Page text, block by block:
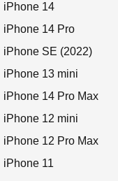
iPhone 14
iPhone 14 Pro
iPhone SE (2022)
iPhone 13 mini
iPhone 14 Pro Max
iPhone 12 mini
iPhone 12 Pro Max
iPhone 11